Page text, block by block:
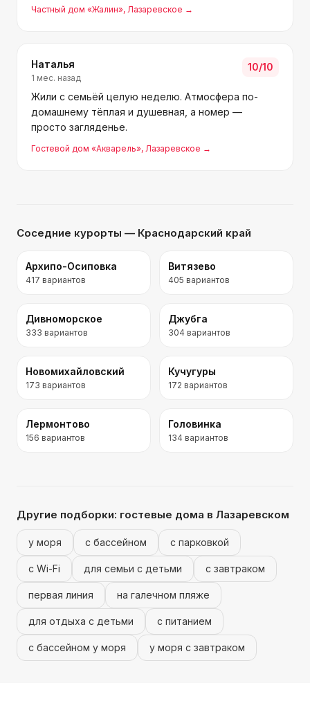
хозяйку Валентину я уже знала, раньше отдыхала
у неё в другой гостинице. Поезд пришёл рано
Частный дом «Жалин», Лазаревское →
Наталья
1 мес. назад
10/10
Жили с семьёй целую неделю. Атмосфера по-
домашнему тёплая и душевная, а номер —
просто загляденье.
Гостевой дом «Акварель», Лазаревское →
Соседние курорты — Краснодарский край
Архипо-Осиповка
417 вариантов
Витязево
405 вариантов
Дивноморское
333 вариантов
Джубга
304 вариантов
Новомихайловский
173 вариантов
Кучугуры
172 вариантов
Лермонтово
156 вариантов
Головинка
134 вариантов
Другие подборки: гостевые дома в Лазаревском
у моря с бассейном с парковкой
с Wi-Fi для семьи с детьми с завтраком
первая линия на галечном пляже
для отдыха с детьми с питанием
с бассейном у моря у моря с завтраком